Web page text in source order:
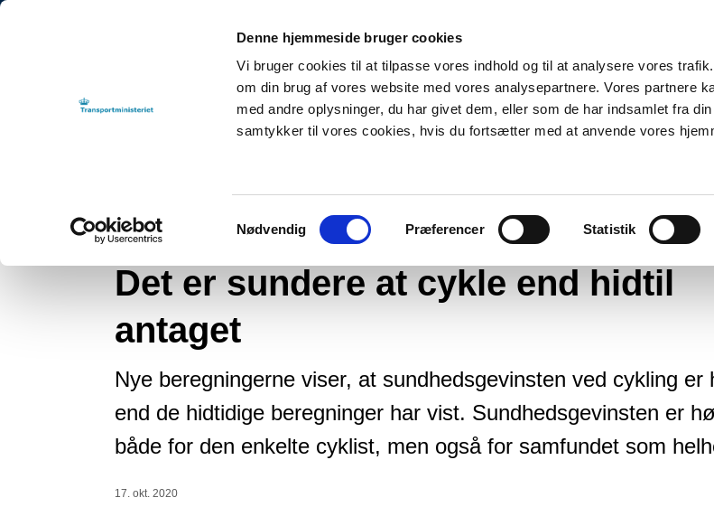
Denne hjemmeside bruger cookies
Vi bruger cookies til at tilpasse vores indhold og til at analysere vores
om din brug af vores website med vores analysepartnere. Vores partnere
med andre oplysninger, du har givet dem, eller som de har indsamlet fra
samtykker til vores cookies, hvis du fortsætter med at anvende vores
Samtykkevalg
Nødvendig Præferencer Statistik
Nyhed
Det er sundere at cykle end hidtil
antaget
Nye beregningerne viser, at sundhedsgevinsten ved cykling er
end de hidtidige beregninger har vist. Sundhedsgevinsten er
både for den enkelte cyklist, men også for samfundet som
17. okt. 2020